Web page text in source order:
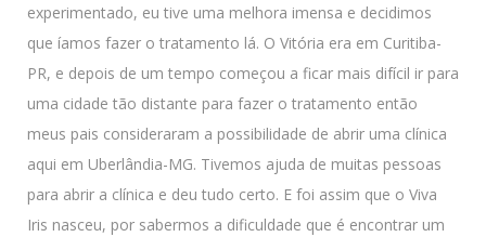
experimentado, eu tive uma melhora imensa e decidimos
que íamos fazer o tratamento lá. O Vitória era em Curitiba-
PR, e depois de um tempo começou a ficar mais difícil ir para
uma cidade tão distante para fazer o tratamento então
meus pais consideraram a possibilidade de abrir uma clínica
aqui em Uberlândia-MG. Tivemos ajuda de muitas pessoas
para abrir a clínica e deu tudo certo. E foi assim que o Viva
Iris nasceu, por sabermos a dificuldade que é encontrar um